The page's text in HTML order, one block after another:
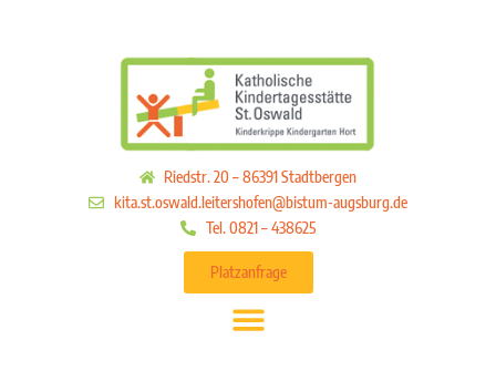
Riedstr. 20 – 86391 Stadtbergen
kita.st.oswald.leitershofen@bistum-augsburg.de
Tel. 0821 – 438625
Platzanfrage